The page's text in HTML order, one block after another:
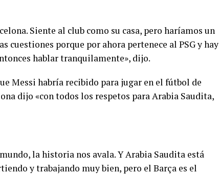
Siente al club como su casa, pero haríamos un
cuestiones porque por ahora pertenece al PSG y hay
hablar tranquilamente», dijo.
Messi habría recibido para jugar en el fútbol de
dijo «con todos los respetos para Arabia Saudita,
la historia nos avala. Y Arabia Saudita está
y trabajando muy bien, pero el Barça es el